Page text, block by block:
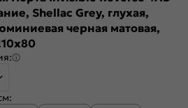
Shellac Grey, глухая,
черная матовая,